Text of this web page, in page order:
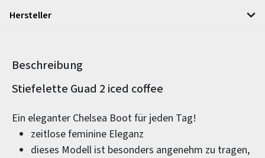
Hersteller
Beschreibung
Produktinformationen
Stiefelette Guad 2 iced coffee
Ein eleganter Chelsea Boot für jeden Tag!
zeitlose feminine Eleganz
dieses Modell ist besonders angenehm zu tragen,